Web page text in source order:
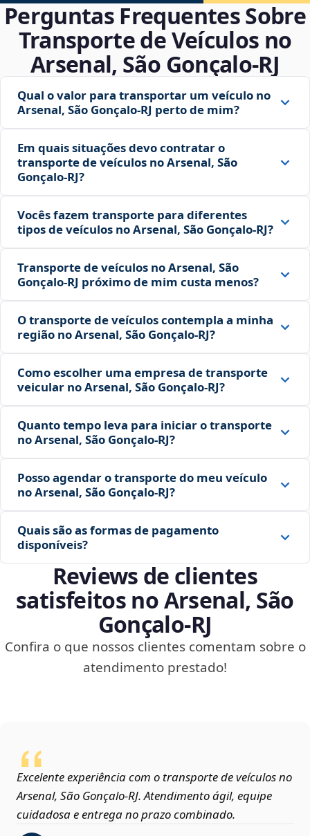
Perguntas Frequentes Sobre
Transporte de Veículos no
Arsenal, São Gonçalo‑RJ
Qual o valor para transportar um veículo no
Arsenal, São Gonçalo‑RJ perto de mim?
Em quais situações devo contratar o
transporte de veículos no Arsenal, São
Gonçalo‑RJ?
Vocês fazem transporte para diferentes
tipos de veículos no Arsenal, São Gonçalo‑RJ?
Transporte de veículos no Arsenal, São
Gonçalo‑RJ próximo de mim custa menos?
O transporte de veículos contempla a minha
região no Arsenal, São Gonçalo‑RJ?
Como escolher uma empresa de transporte
veicular no Arsenal, São Gonçalo‑RJ?
Quanto tempo leva para iniciar o transporte
no Arsenal, São Gonçalo‑RJ?
Posso agendar o transporte do meu veículo
no Arsenal, São Gonçalo‑RJ?
Quais são as formas de pagamento
disponíveis?
Reviews de clientes
satisfeitos no Arsenal, São
Gonçalo‑RJ
Confira o que nossos clientes comentam sobre o
atendimento prestado!
Excelente experiência com o transporte de veículos no
Arsenal, São Gonçalo‑RJ. Atendimento ágil, equipe
cuidadosa e entrega no prazo combinado.